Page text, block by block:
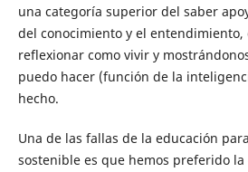
una categoría superior del saber
del conocimiento y el entendimiento,
reflexionar como vivir y
puedo hacer (función de la
hecho.
Una de las fallas de la educación
sostenible es que hemos preferido